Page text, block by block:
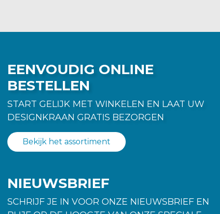
EENVOUDIG ONLINE
BESTELLEN
START GELIJK MET WINKELEN EN LAAT UW
DESIGNKRAAN GRATIS BEZORGEN
Bekijk het assortiment
NIEUWSBRIEF
SCHRIJF JE IN VOOR ONZE NIEUWSBRIEF EN